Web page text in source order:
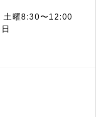
曜8:30〜12:00